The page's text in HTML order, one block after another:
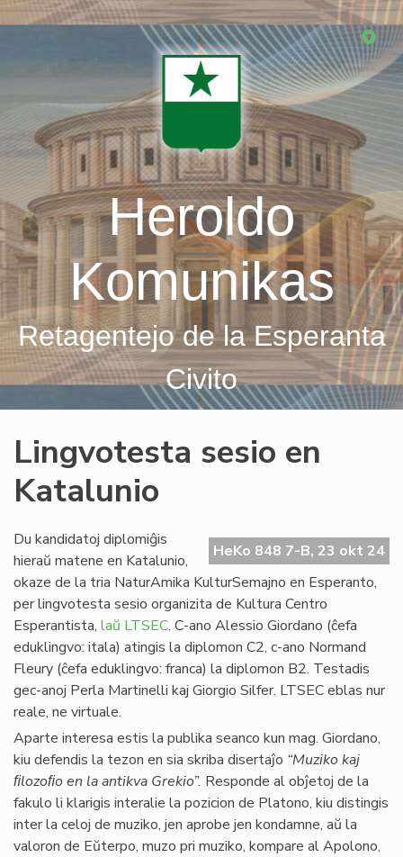
Skip
Heroldo
Komunikas
Retagentejo de la Esperanta
Civito
Lingvotesta sesio en
Katalunio
HeKo 848 7-B, 23 okt 24
Du kandidatoj diplomiĝis
hieraŭ matene en Katalunio,
okaze de la tria NaturAmika KulturSemajno en Esperanto,
per lingvotesta sesio organizita de Kultura Centro
Esperantista, laŭ LTSEC. C-ano Alessio Giordano (ĉefa
eduklingvo: itala) atingis la diplomon C2, c-ano Normand
Fleury (ĉefa eduklingvo: franca) la diplomon B2. Testadis
gec-anoj Perla Martinelli kaj Giorgio Silfer. LTSEC eblas nur
reale, ne virtuale.
Aparte interesa estis la publika seanco kun mag. Giordano,
kiu defendis la tezon en sia skriba disertaĵo “Muziko kaj
ﬁlozoﬁo en la antikva Grekio”. Responde al obĵetoj de la
fakulo li klarigis interalie la pozicion de Platono, kiu distingis
inter la celoj de muziko, jen aprobe jen kondamne, aŭ la
valoron de Eŭterpo, muzo pri muziko, kompare al Apolono,